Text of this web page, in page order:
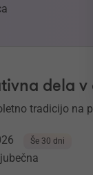
dela
tradicijo na
Še 30 dni